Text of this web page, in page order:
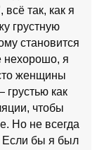
так, как я
грустную
становится
нехорошо, я
женщины
грустью как
чтобы
Но не всегда
Если бы я был